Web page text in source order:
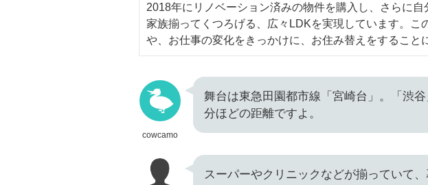
2018年にリノベーション済みの物件を購入し、さらに
家族揃ってくつろげる、広々LDKを実現しています。こ
や、お仕事の変化をきっかけに、お住み替えをすること
cowcamo
舞台は東急田園都市線「宮崎台」。「渋
分ほどの距離ですよ。
スーパーやクリニックなどが揃っていて